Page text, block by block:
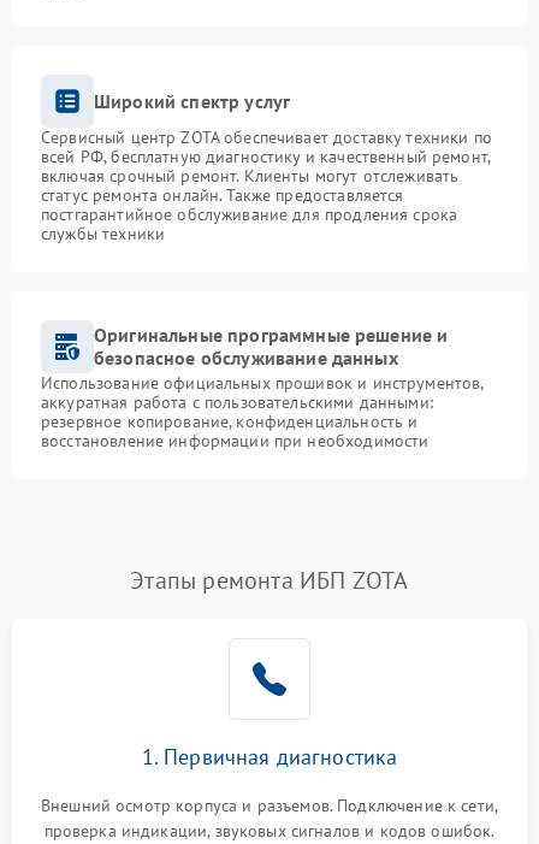
Широкий спектр услуг
Сервисный центр ZOTA обеспечивает доставку техники по
всей РФ, бесплатную диагностику и качественный ремонт,
включая срочный ремонт. Клиенты могут отслеживать
статус ремонта онлайн. Также предоставляется
постгарантийное обслуживание для продления срока
службы техники
Оригинальные программные решение и
безопасное обслуживание данных
Использование официальных прошивок и инструментов,
аккуратная работа с пользовательскими данными:
резервное копирование, конфиденциальность и
восстановление информации при необходимости
Этапы ремонта ИБП ZOTA
1. Первичная диагностика
Внешний осмотр корпуса и разъемов. Подключение к сети,
проверка индикации, звуковых сигналов и кодов ошибок.